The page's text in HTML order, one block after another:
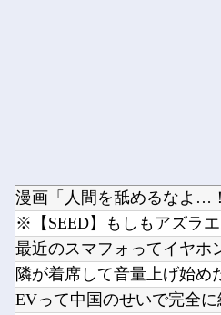
EVって中国のせいで完全